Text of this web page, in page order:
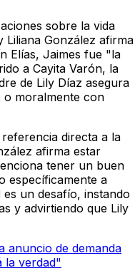
sobre la vida
Liliana González afirma
Elías, Jaimes fue "la
a Cayita Varón, la
de Lily Díaz asegura
o moralmente con
directa a la
afirma estar
tener un buen
específicamente a
un desafío, instando
y advirtiendo que Lily
anuncio de demanda
la verdad"